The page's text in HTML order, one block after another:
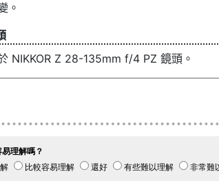
。
NIKKOR Z 28-135mm f/4 PZ 鏡頭。